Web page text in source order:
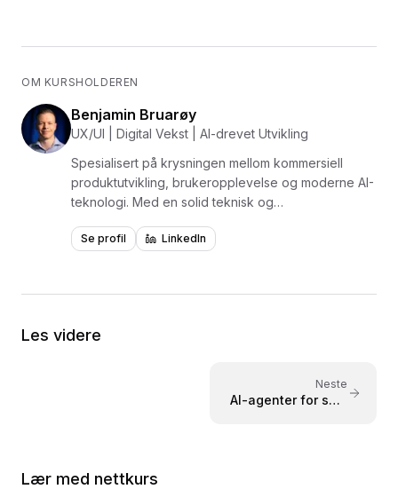
OM KURSHOLDEREN
Benjamin Bruarøy
UX/UI | Digital Vekst | AI-drevet Utvikling
Spesialisert på krysningen mellom kommersiell
produktutvikling, brukeropplevelse og moderne AI-
teknologi. Med en solid teknisk og
design og kode for å skape målbare resultater.
Se profil LinkedIn
Les videre
Neste
AI-agenter for små
Lær med nettkurs